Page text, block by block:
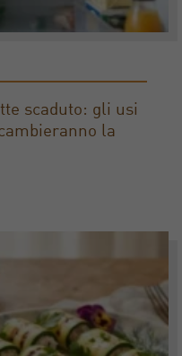
scaduto: gli usi
la